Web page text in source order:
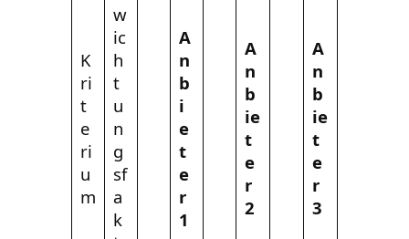
K
ri
t
e
ri
u
m
w
ic
h
t
u
n
g
sf
a
k
A
n
b
i
e
t
e
r
1
A
n
b
ie
t
e
r
2
A
n
b
ie
t
e
r
3